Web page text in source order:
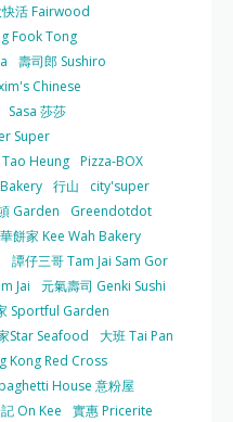
活 Fairwood
Fook Tong
壽司郎 Sushiro
Chinese
Sasa 莎莎
Super
Heung Pizza-BOX
行山
city'super
Garden
Greendotdot
餅家 Kee Wah Bakery
譚仔三哥 Tam Jai Sam Gor
Jai
元氣壽司 Genki Sushi
Sportful Garden
Star Seafood
大班 Tai Pan
Kong Red Cross
House 意粉屋
On Kee
實惠 Pricerite